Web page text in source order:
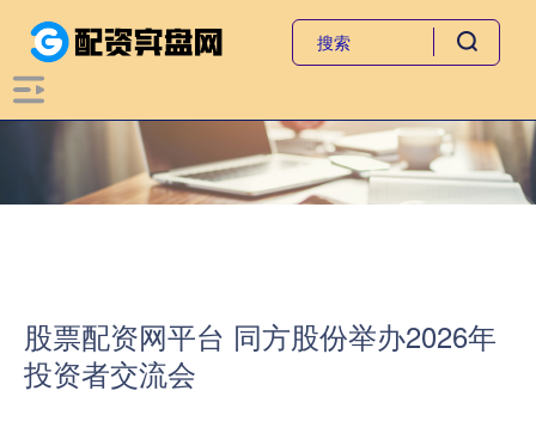
股票配资网平台 同方股份举办2026年
投资者交流会